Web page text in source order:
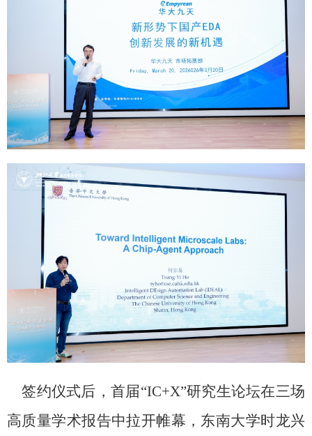
签约仪式后，首届“IC+X”研究生论坛在三场
高质量学术报告中拉开帷幕，东南大学时龙兴